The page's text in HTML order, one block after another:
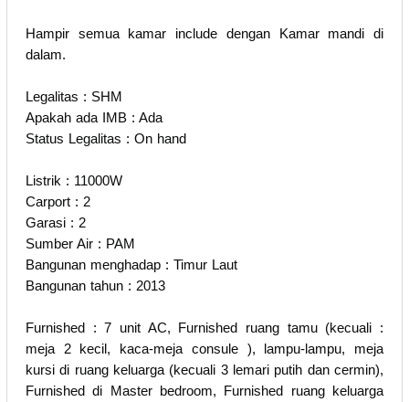
Hampir semua kamar include dengan Kamar mandi di
dalam.
Legalitas : SHM
Apakah ada IMB : Ada
Status Legalitas : On hand
Listrik : 11000W
Carport : 2
Garasi : 2
Sumber Air : PAM
Bangunan menghadap : Timur Laut
Bangunan tahun : 2013
Furnished : 7 unit AC, Furnished ruang tamu (kecuali :
meja 2 kecil, kaca-meja consule ), lampu-lampu, meja
kursi di ruang keluarga (kecuali 3 lemari putih dan cermin),
Furnished di Master bedroom, Furnished ruang keluarga